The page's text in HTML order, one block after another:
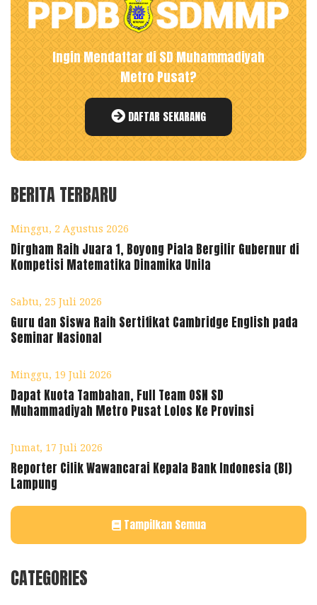
Ingin Mendaftar di SD Muhammadiyah
Metro Pusat?
DAFTAR SEKARANG
BERITA TERBARU
Minggu, 2 Agustus 2026
Dirgham Raih Juara 1, Boyong Piala Bergilir Gubernur di
Kompetisi Matematika Dinamika Unila
Sabtu, 25 Juli 2026
Guru dan Siswa Raih Sertifikat Cambridge English pada
Seminar Nasional
Minggu, 19 Juli 2026
Dapat Kuota Tambahan, Full Team OSN SD
Muhammadiyah Metro Pusat Lolos Ke Provinsi
Jumat, 17 Juli 2026
Reporter Cilik Wawancarai Kepala Bank Indonesia (BI)
Lampung
Tampilkan Semua
CATEGORIES